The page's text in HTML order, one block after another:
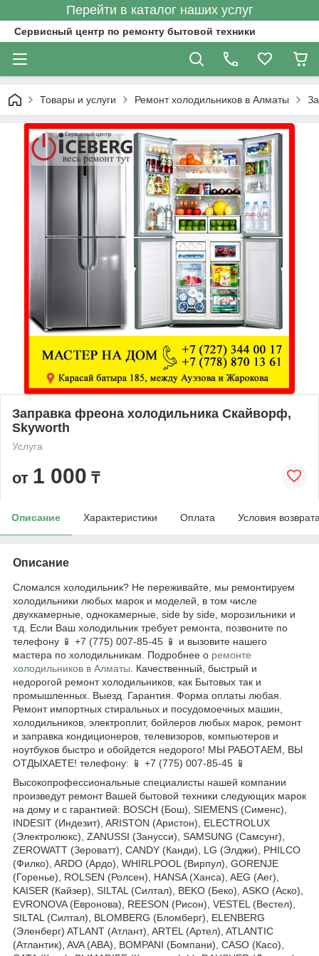
Перейти в каталог наших услуг
Сервисный центр по ремонту бытовой техники
Товары и услуги Ремонт холодильников в Алматы
Заправка фреона холодильника Скайворф,
Skyworth
Услуга
от 1 000 ₸
Описание Характеристики Оплата Условия
Описание
Сломался холодильник? Не переживайте, мы ремонтируем
холодильники любых марок и моделей, в том числе
двухкамерные, однокамерные, side by side, морозильники и
т.д. Если Ваш холодильник требует ремонта, позвоните по
телефону 📱 +7 (775) 007-85-45 📱 и вызовите нашего
мастера по холодильникам. Подробнее о ремонте
холодильников в Алматы . Качественный, быстрый и
недорогой ремонт холодильников, как Бытовых так и
промышленных. Выезд. Гарантия. Форма оплаты любая.
Ремонт импортных стиральных и посудомоечных машин,
холодильников, электроплит, бойлеров любых марок, ремонт
и заправка кондиционеров, телевизоров, компьютеров и
ноутбуков быстро и обойдется недорого! МЫ РАБОТАЕМ, ВЫ
ОТДЫХАЕТЕ! телефону: 📱 +7 (775) 007-85-45 📱
Высокопрофессиональные специалисты нашей компании
произведут ремонт Вашей бытовой техники следующих марок
на дому и с гарантией: BOSCH (Бош), SIEMENS (Сименс),
INDESIT (Индезит), ARISTON (Аристон), ELECTROLUX
(Электролюкс), ZANUSSI (Занусси), SAMSUNG (Самсунг),
ZEROWATT (Зероватт), CANDY (Канди), LG (Элджи), PHILCO
(Филко), ARDO (Ардо), WHIRLPOOL (Вирпул), GORENJE
(Горенье), ROLSEN (Ролсен), HANSA (Ханса), AEG (Аег),
KAISER (Кайзер), SILTAL (Силтал), BEKO (Беко), ASKO (Аско),
EVRONOVA (Евронова), REESON (Рисон), VESTEL (Вестел),
SILTAL (Силтал), BLOMBERG (Бломберг), ELENBERG
(Эленберг) ATLANT (Атлант), ARTEL (Артел), ATLANTIC
(Атлантик), AVA (АВА), BOMPANI (Бомпани), CASO (Касо),